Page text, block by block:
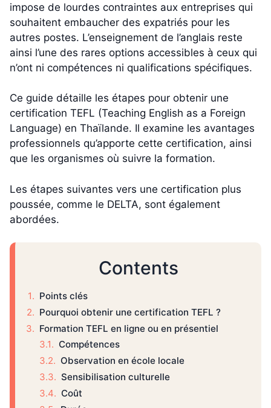
impose de lourdes contraintes aux entreprises qui
souhaitent embaucher des expatriés pour les
autres postes. L’enseignement de l’anglais reste
ainsi l’une des rares options accessibles à ceux qui
n’ont ni compétences ni qualifications spécifiques.
Ce guide détaille les étapes pour obtenir une
certification TEFL (Teaching English as a Foreign
Language) en Thaïlande. Il examine les avantages
professionnels qu’apporte cette certification, ainsi
que les organismes où suivre la formation.
Les étapes suivantes vers une certification plus
poussée, comme le DELTA, sont également
abordées.
Contents
Points clés
Pourquoi obtenir une certification TEFL ?
Formation TEFL en ligne ou en présentiel
Compétences
Observation en école locale
Sensibilisation culturelle
Coût